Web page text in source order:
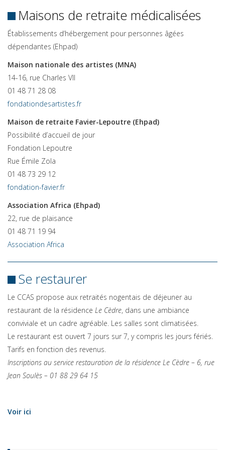
Maisons de retraite médicalisées
Établissements d‘hébergement pour personnes âgées
dépendantes (Ehpad)
Maison nationale des artistes (MNA)
14-16, rue Charles VII
01 48 71 28 08
fondationdesartistes.fr
Maison de retraite Favier-Lepoutre (Ehpad)
Possibilité d’accueil de jour
Fondation Lepoutre
Rue Émile Zola
01 48 73 29 12
fondation-favier.fr
Association Africa (Ehpad)
22, rue de plaisance
01 48 71 19 94
Association Africa
Se restaurer
Le CCAS propose aux retraités nogentais de déjeuner au
restaurant de la résidence Le Cèdre, dans une ambiance
conviviale et un cadre agréable. Les salles sont climatisées.
Le restaurant est ouvert 7 jours sur 7, y compris les jours fériés.
Tarifs en fonction des revenus.
Inscriptions au service restauration de la résidence Le Cèdre – 6, rue
Jean Soulès – 01 88 29 64 15
Voir ici